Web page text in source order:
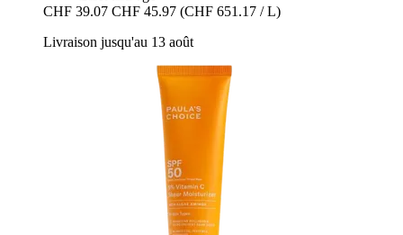
CHF 39.07 CHF 45.97 (CHF 651.17 / L)
Livraison jusqu'au 13 août